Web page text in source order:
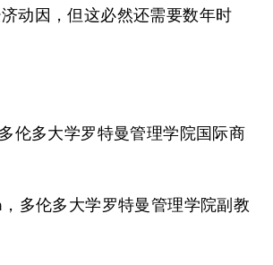
动因，但这必然还需要数年时
伦多大学罗特曼管理学院国际商
多伦多大学罗特曼管理学院副教